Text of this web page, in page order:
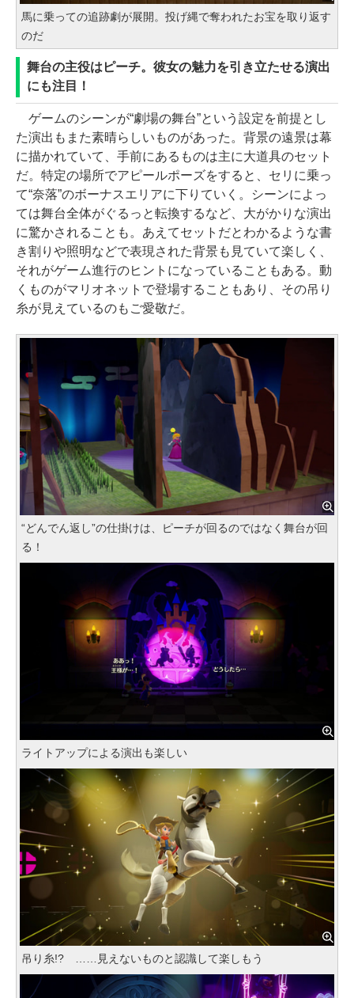
馬に乗っての追跡劇が展開。投げ縄で奪われたお宝を取り返す
のだ
舞台の主役はピーチ。彼女の魅力を引き立たせる演出
にも注目！
ゲームのシーンが“劇場の舞台”という設定を前提とし
た演出もまた素晴らしいものがあった。背景の遠景は幕
に描かれていて、手前にあるものは主に大道具のセット
だ。特定の場所でアピールポーズをすると、セリに乗っ
て“奈落”のボーナスエリアに下りていく。シーンによっ
ては舞台全体がぐるっと転換するなど、大がかりな演出
に驚かされることも。あえてセットだとわかるような書
き割りや照明などで表現された背景も見ていて楽しく、
それがゲーム進行のヒントになっていることもある。動
くものがマリオネットで登場することもあり、その吊り
糸が見えているのもご愛敬だ。
“どんでん返し”の仕掛けは、ピーチが回るのではなく舞台が回
る！
ライトアップによる演出も楽しい
吊り糸!? ……見えないものと認識して楽しもう